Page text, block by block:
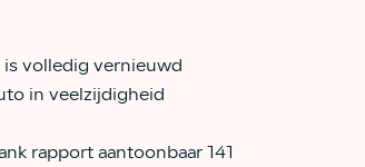
volledig vernieuwd
in veelzijdigheid
rapport aantoonbaar 141